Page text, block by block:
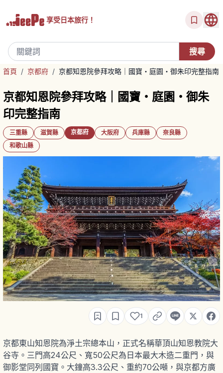
享受日本旅行！
首頁 / 京都府 / 京都知恩院參拜攻略｜國寶・庭園・御朱印完整指南
京都知恩院參拜攻略｜國寶・庭園・御朱
印完整指南
三重縣 滋賀縣 京都府 大阪府 兵庫縣
奈良縣
和歌山縣
1
京都東山知恩院為淨土宗總本山，正式名稱華頂山知恩教院大
谷寺。三門高24公尺、寬50公尺為日本最大木造二重門，與
御影堂同列國寶。大鐘高3.3公尺、重約70公噸，與京都方廣